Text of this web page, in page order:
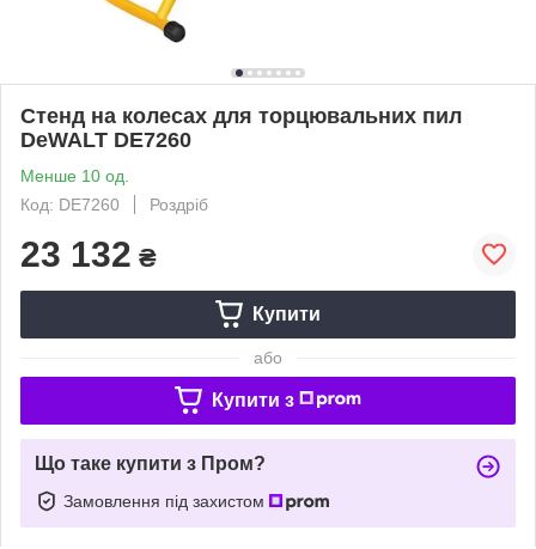
Стенд на колесах для торцювальних пил
DeWALT DE7260
Менше 10 од.
Код: DE7260
Роздріб
23 132 ₴
Купити
або
Купити з
Що таке купити з Пром?
Замовлення під захистом